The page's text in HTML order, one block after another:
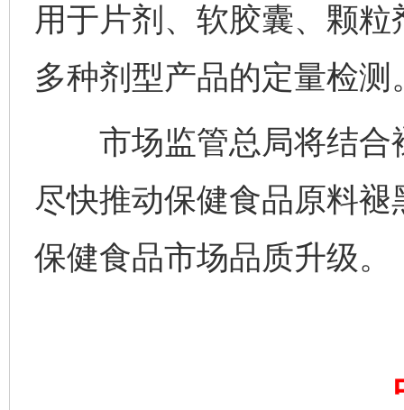
用于片剂、软胶囊、颗
多种剂型产品的定量检测
市场监管总局将结合
尽快推动保健食品原料
保健食品市场品质升级。
一纸欠